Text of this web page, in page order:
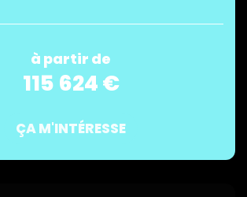
à partir de
115 624 €
ÇA M'INTÉRESSE